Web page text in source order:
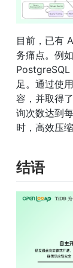
目前，已有
务痛点。例
PostgreSQL
足。通过使
容，并取得
询次数达到
时，高效压
结语